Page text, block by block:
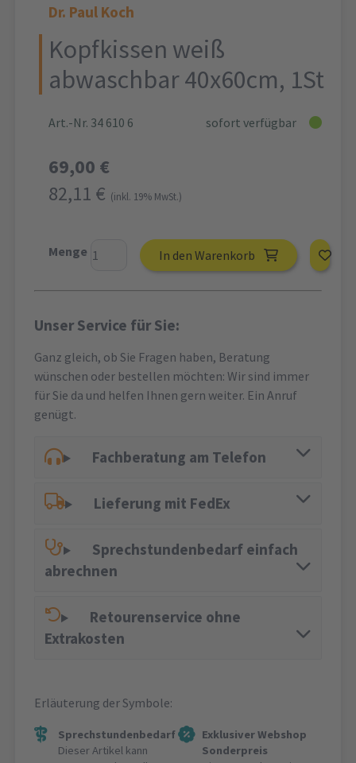
Dr. Paul Koch
Kopfkissen weiß
abwaschbar 40x60cm, 1St
Art.-Nr. 34 610 6 sofort verfügbar
69,00 €
82,11 € (inkl. 19% MwSt.)
Menge In den Warenkorb
Unser Service für Sie:
Ganz gleich, ob Sie Fragen haben, Beratung
wünschen oder bestellen möchten: Wir sind immer
für Sie da und helfen Ihnen gern weiter. Ein Anruf
genügt.
Fachberatung am Telefon
Lieferung mit FedEx
Sprechstundenbedarf einfach
abrechnen
Retourenservice ohne
Extrakosten
Erläuterung der Symbole:
Sprechstundenbedarf
Dieser Artikel kann
Exklusiver Webshop
Sonderpreis